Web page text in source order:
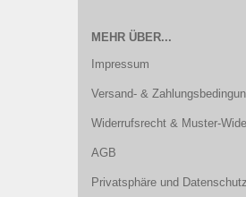
MEHR ÜBER...
Impressum
Versand- &
Widerrufsrecht & Muster-
AGB
Privatsphäre und Datenschutz